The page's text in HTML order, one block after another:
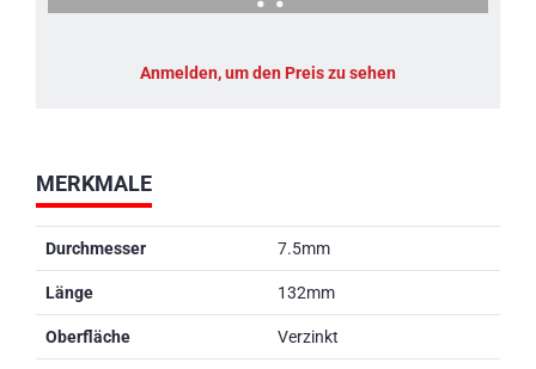
MERKMALE
Durchmesser 7.5mm
Länge 132mm
Oberfläche Verzinkt
Anmelden, um den Preis zu sehen